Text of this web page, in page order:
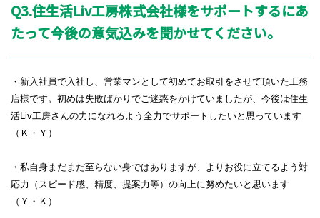
Q3.住生活Liv工房株式会社様をサポートするにあ
たって今後の意気込みを聞かせてください。
・新入社員で入社し、営業マンとして初めてお取引をさせて頂いた工務
店様です。初めは失敗ばかりでご迷惑をかけていましたが、今後は住生
活Liv工房さんの力になれるよう全力でサポートしたいと思っています
（Ｋ・Ｙ）
・私自身まだまだ至らない身ではありますが、よりお役に立てるよう対
応力（スピード感、精度、提案力等）の向上に努めたいと思います
（Ｙ・Ｋ）